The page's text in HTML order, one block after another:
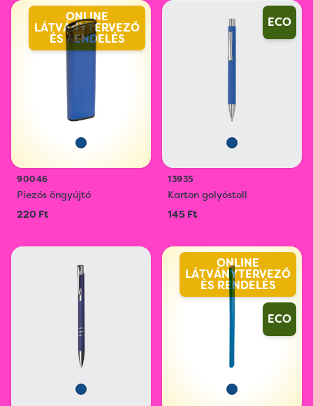
ONLINE
LÁTVÁNYTERVEZŐ
ÉS RENDELÉS
90046
Piezós öngyújtó
220 Ft
ECO
13935
Karton golyóstoll
145 Ft
ONLINE
LÁTVÁNYTERVEZŐ
ÉS RENDELÉS
ECO